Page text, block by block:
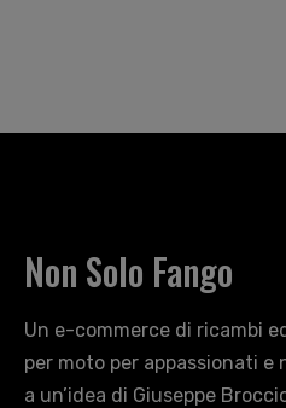
Non Solo Fango
Un e-commerce di ricambi
per moto per appassionati e
a un’idea di Giuseppe